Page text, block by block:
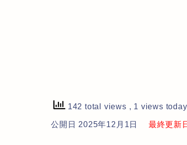
142 total views , 1 views today
公開日 2025年12月1日 最終更新